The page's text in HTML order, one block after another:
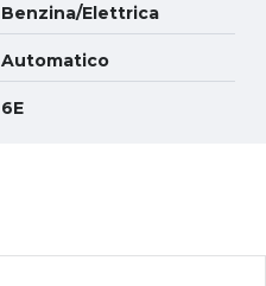
Benzina/Elettrica
Automatico
6E